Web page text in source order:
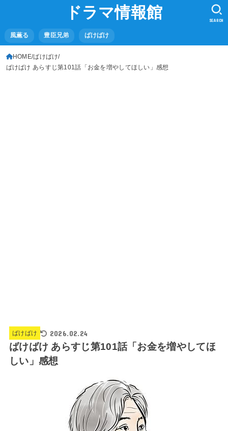
ドラマ情報館
風薫る 豊臣兄弟 ばけばけ
SEARCH
HOME ばけばけ
ばけばけ あらすじ第101話「お金を増やしてほしい」感想
ばけばけ 2026.02.24
ばけばけ あらすじ第101話「お金を増やしてほ
しい」感想